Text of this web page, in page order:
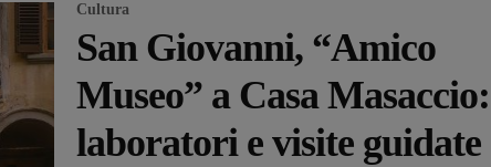
Cultura
San Giovanni, “Amico
Museo” a Casa Masaccio:
laboratori e visite guidate